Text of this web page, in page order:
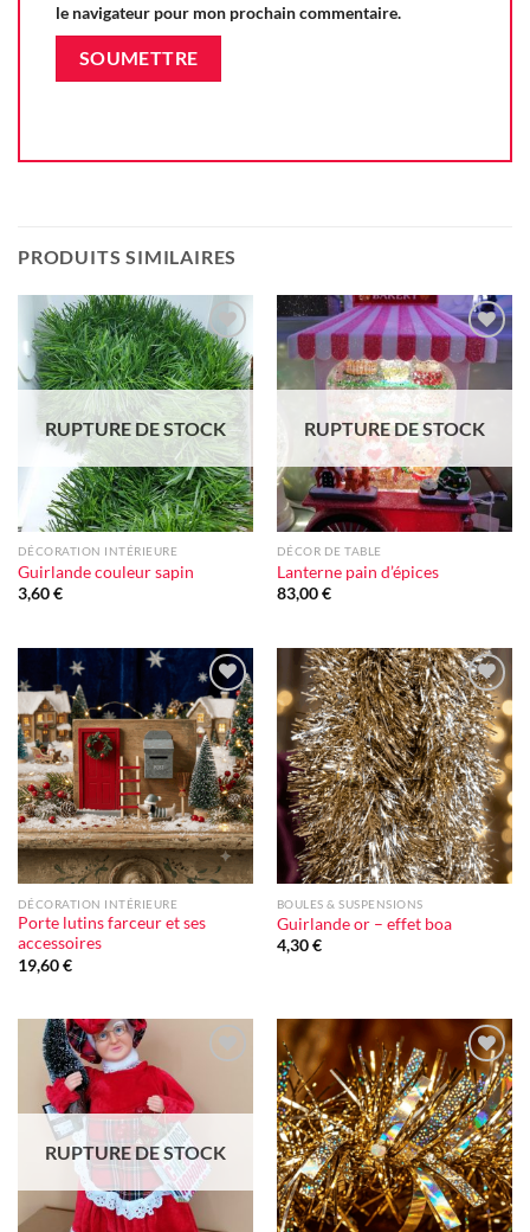
le navigateur pour mon prochain commentaire.
PRODUITS SIMILAIRES
Ajouter
à la liste
d'envie
RUPTURE DE STOCK
DÉCORATION INTÉRIEURE
Guirlande couleur sapin
3,60€
Ajouter
à la liste
d'envie
RUPTURE DE STOCK
DÉCOR DE TABLE
Lanterne pain d’épices
83,00€
Ajouter
à la liste
d'envie
DÉCORATION INTÉRIEURE
Porte lutins farceur et ses
accessoires
19,60€
Ajouter
à la liste
d'envie
BOULES & SUSPENSIONS
Guirlande or – effet boa
4,30€
d'envie
RUPTURE DE STOCK
Ajouter
à la liste
d'envie